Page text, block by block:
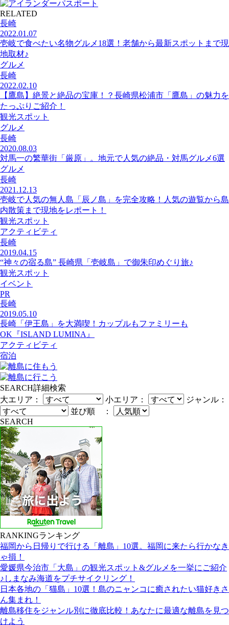
RELATED
長崎
2022.01.07
壱岐で食べたい名物グルメ18選！老舗から最新スポットまで現
地取材♪
グルメ
長崎
2022.02.10
【鷹島】絶景と絶品の宝庫！？長崎県松浦市「鷹島」の魅力を
たっぷりご紹介！
観光スポット
グルメ
長崎
2020.08.03
対馬一の繁華街「厳原」。地元で人気の絶品・対馬グルメ6選
グルメ
長崎
2021.12.13
壱岐で人気の無人島「辰ノ島」を完全攻略！人気の遊覧から島
内散策まで現地をレポート！
観光スポット
アクティビティ
長崎
2019.04.15
“神々の宿る島” 長崎県「壱岐島」で御朱印めぐり旅♪
観光スポット
イベント
PR
長崎
2019.05.10
長崎「伊王島」を大満喫！カップルもファミリーも
OK『ISLAND LUMINA』
アクティビティ
宿泊
SEARCH詳細検索
大エリア：
小エリア：
ジャンル：
並び順 ：
SEARCH
RANKINGランキング
福岡から日帰りで行ける「離島」10選。福岡に来たら行かなき
ゃ損！
愛媛県今治市「大島」の観光スポット&グルメを一挙にご紹介
♪しまなみ海道をプチサイクリング！
日本各地の「猫島」10選！島のニャンコに癒されたい猫好きさ
ん集まれ！
離島移住をジャンル別に徹底比較！あなたに最適な離島を見つ
けよう